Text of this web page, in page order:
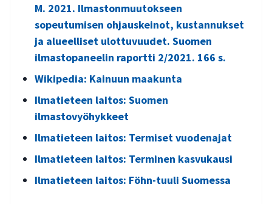
M. 2021. Ilmastonmuutokseen
sopeutumisen ohjauskeinot, kustannukset
ja alueelliset ulottuvuudet. Suomen
ilmastopaneelin raportti 2/2021. 166 s.
Wikipedia: Kainuun maakunta
Ilmatieteen laitos: Suomen
ilmastovyöhykkeet
Ilmatieteen laitos: Termiset vuodenajat
Ilmatieteen laitos: Terminen kasvukausi
Ilmatieteen laitos: Föhn-tuuli Suomessa